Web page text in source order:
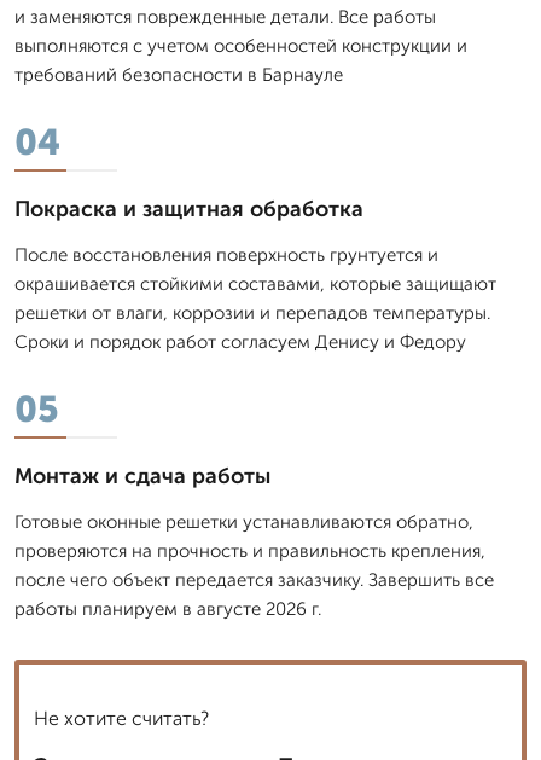
и заменяются поврежденные детали. Все работы
выполняются с учетом особенностей конструкции и
требований безопасности в Барнауле
04
Покраска и защитная обработка
После восстановления поверхность грунтуется и
окрашивается стойкими составами, которые защищают
решетки от влаги, коррозии и перепадов температуры.
Сроки и порядок работ согласуем Денису и Федору
05
Монтаж и сдача работы
Готовые оконные решетки устанавливаются обратно,
проверяются на прочность и правильность крепления,
после чего объект передается заказчику. Завершить все
работы планируем в августе 2026 г.
Не хотите считать?